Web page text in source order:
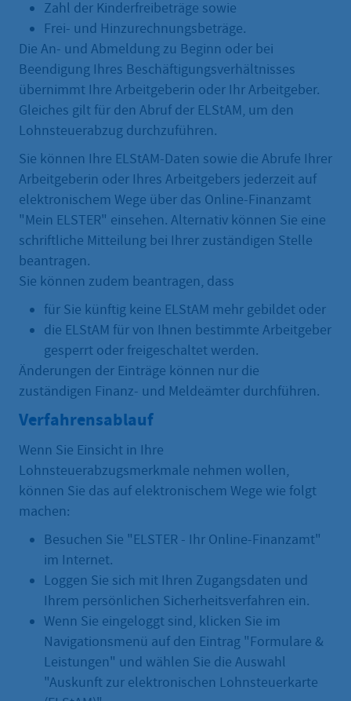
Zahl der Kinderfreibeträge sowie
Frei- und Hinzurechnungsbeträge.
Die An- und Abmeldung zu Beginn oder bei
Beendigung Ihres Beschäftigungsverhältnisses
übernimmt Ihre Arbeitgeberin oder Ihr Arbeitgeber.
Gleiches gilt für den Abruf der ELStAM, um den
Lohnsteuerabzug durchzuführen.
Sie können Ihre ELStAM-Daten sowie die Abrufe Ihrer
Arbeitgeberin oder Ihres Arbeitgebers jederzeit auf
elektronischem Wege über das Online-Finanzamt
"Mein ELSTER" einsehen. Alternativ können Sie eine
schriftliche Mitteilung bei Ihrer zuständigen Stelle
beantragen.
Sie können zudem beantragen, dass
für Sie künftig keine ELStAM mehr gebildet oder
die ELStAM für von Ihnen bestimmte Arbeitgeber
gesperrt oder freigeschaltet werden.
Änderungen der Einträge können nur die
zuständigen Finanz- und Meldeämter durchführen.
Verfahrensablauf
Wenn Sie Einsicht in Ihre
Lohnsteuerabzugsmerkmale nehmen wollen,
können Sie das auf elektronischem Wege wie folgt
machen:
Besuchen Sie "ELSTER - Ihr Online-Finanzamt"
im Internet.
Loggen Sie sich mit Ihren Zugangsdaten und
Ihrem persönlichen Sicherheitsverfahren ein.
Wenn Sie eingeloggt sind, klicken Sie im
Navigationsmenü auf den Eintrag "Formulare &
Leistungen" und wählen Sie die Auswahl
"Auskunft zur elektronischen Lohnsteuerkarte